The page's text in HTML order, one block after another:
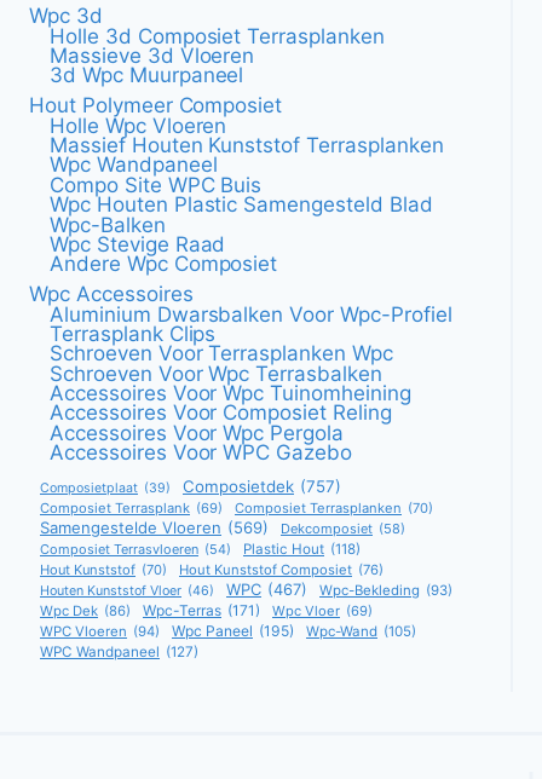
Wpc 3d
Holle 3d Composiet Terrasplanken
Massieve 3d Vloeren
3d Wpc Muurpaneel
Hout Polymeer Composiet
Holle Wpc Vloeren
Massief Houten Kunststof Terrasplanken
Wpc Wandpaneel
Compo Site WPC Buis
Wpc Houten Plastic Samengesteld Blad
Wpc-Balken
Wpc Stevige Raad
Andere Wpc Composiet
Wpc Accessoires
Aluminium Dwarsbalken Voor Wpc-Profiel
Terrasplank Clips
Schroeven Voor Terrasplanken Wpc
Schroeven Voor Wpc Terrasbalken
Accessoires Voor Wpc Tuinomheining
Accessoires Voor Composiet Reling
Accessoires Voor Wpc Pergola
Accessoires Voor WPC Gazebo
Composietplaat (39) Composietdek (757)
Composiet Terrasplank (69) Composiet Terrasplanken (70)
Samengestelde Vloeren (569) Dekcomposiet (58)
Composiet Terrasvloeren (54) Plastic Hout (118)
Hout Kunststof (70) Hout Kunststof Composiet (76)
Houten Kunststof Vloer (46) WPC (467) Wpc-Bekleding (93)
Wpc Dek (86) Wpc-Terras (171) Wpc Vloer (69)
WPC Vloeren (94) Wpc Paneel (195) Wpc-Wand (105)
WPC Wandpaneel (127)